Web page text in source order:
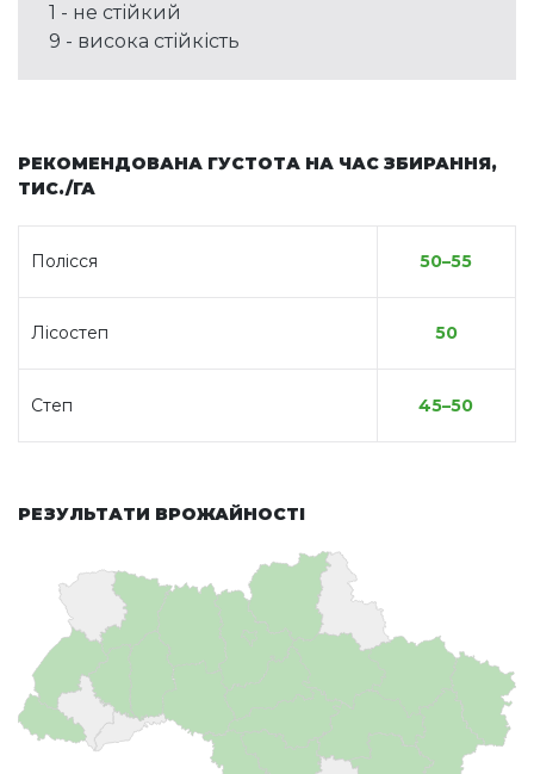
1 - не стійкий
9 - висока стійкість
РЕКОМЕНДОВАНА ГУСТОТА НА ЧАС ЗБИРАННЯ,
ТИС./ГА
Полісся 50–55
Лісостеп 50
Степ 45–50
РЕЗУЛЬТАТИ ВРОЖАЙНОСТІ